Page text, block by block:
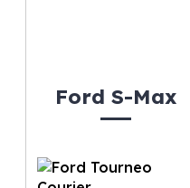
Ford S-Max